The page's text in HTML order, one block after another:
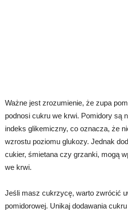
Ważne jest zrozumienie, że zupa
podnosi cukru we krwi. Pomidory są
indeks glikemiczny, co oznacza, że
wzrostu poziomu glukozy. Jednak
cukier, śmietana czy grzanki, mogą
we krwi.
Jeśli masz cukrzycę, warto zwrócić
pomidorowej. Unikaj dodawania